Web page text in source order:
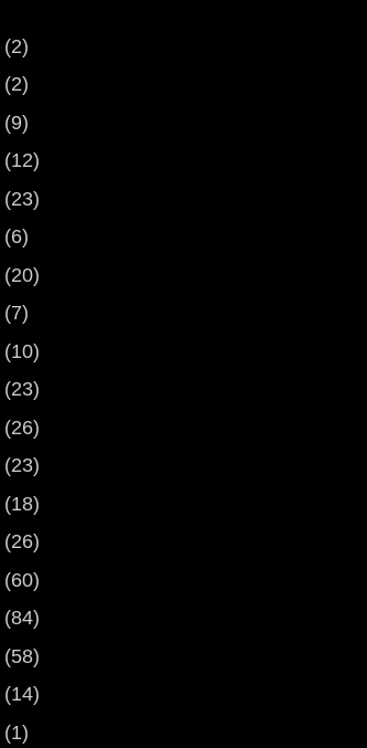
(2)
(2)
(9)
(12)
(23)
(6)
(20)
(7)
(10)
(23)
(26)
(23)
(18)
(26)
(60)
(84)
(58)
(14)
(1)